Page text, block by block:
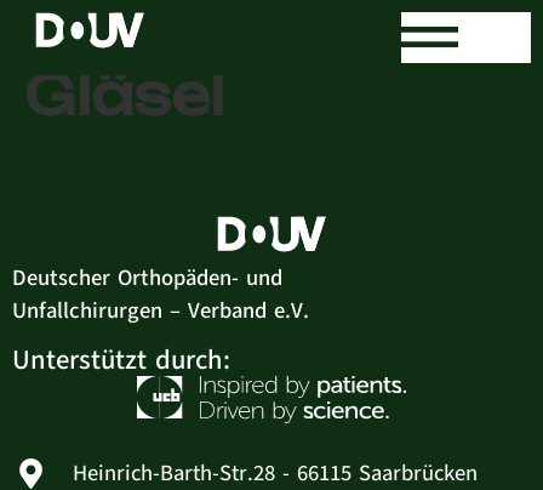
Dr. med. Stefan
Gläsel
Deutscher Orthopäden- und
Unfallchirurgen – Verband e.V.
Unterstützt durch:
Heinrich-Barth-Str.28 - 66115 Saarbrücken